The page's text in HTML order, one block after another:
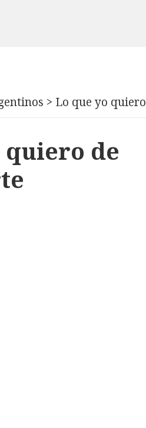
> Lo que yo quiero
quiero de